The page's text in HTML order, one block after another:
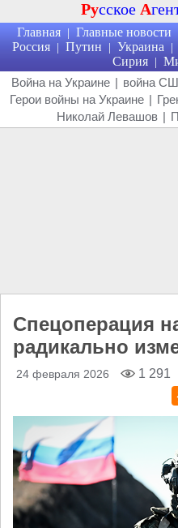
Русское А
Главная | Главные новости
Россия | Путин | Украина |
Сирия |
Война на Украине | война
Герои войны на Украине |
Николай Левашов |
Спецоперация
радикально
24 февраля 2026 1 291